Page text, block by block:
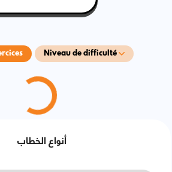
Niveau de difficulté
أنواع الخطاب